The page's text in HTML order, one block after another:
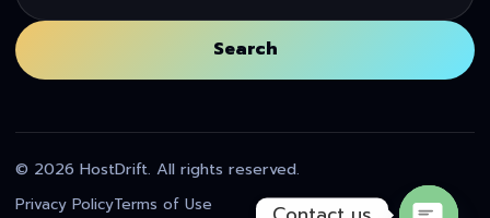
Search
© 2026 HostDrift. All rights reserved.
Privacy PolicyTerms of Use